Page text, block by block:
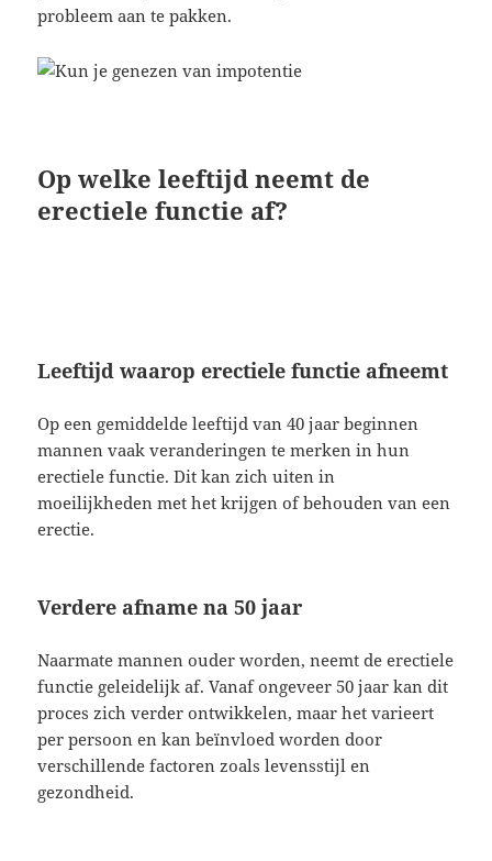
probleem aan te pakken.
Op welke leeftijd neemt de
erectiele functie af?
Leeftijd waarop erectiele functie afneemt
Op een gemiddelde leeftijd van 40 jaar beginnen
mannen vaak veranderingen te merken in hun
erectiele functie. Dit kan zich uiten in
moeilijkheden met het krijgen of behouden van een
erectie.
Verdere afname na 50 jaar
Naarmate mannen ouder worden, neemt de erectiele
functie geleidelijk af. Vanaf ongeveer 50 jaar kan dit
proces zich verder ontwikkelen, maar het varieert
per persoon en kan beïnvloed worden door
verschillende factoren zoals levensstijl en
gezondheid.